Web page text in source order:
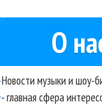
О
Новости музыки и шоу-
- главная сфера